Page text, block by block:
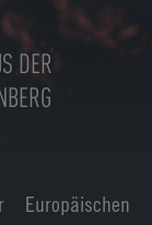
DER